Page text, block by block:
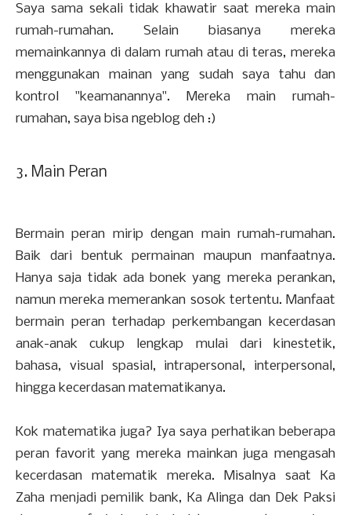
Saya sama sekali tidak khawatir saat mereka main
rumah-rumahan. Selain biasanya mereka
memainkannya di dalam rumah atau di teras, mereka
menggunakan mainan yang sudah saya tahu dan
kontrol "keamanannya". Mereka main rumah-
rumahan, saya bisa ngeblog deh :)
3. Main Peran
Bermain peran mirip dengan main rumah-rumahan.
Baik dari bentuk permainan maupun manfaatnya.
Hanya saja tidak ada bonek yang mereka perankan,
namun mereka memerankan sosok tertentu. Manfaat
bermain peran terhadap perkembangan kecerdasan
anak-anak cukup lengkap mulai dari kinestetik,
bahasa, visual spasial, intrapersonal, interpersonal,
hingga kecerdasan matematikanya.
Kok matematika juga? Iya saya perhatikan beberapa
peran favorit yang mereka mainkan juga mengasah
kecerdasan matematik mereka. Misalnya saat Ka
Zaha menjadi pemilik bank, Ka Alinga dan Dek Paksi